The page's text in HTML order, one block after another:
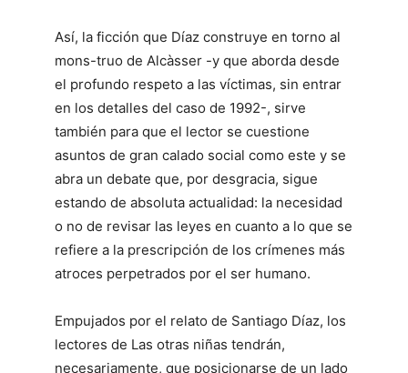
Así, la ficción que Díaz construye en torno al
mons-truo de Alcàsser -y que aborda desde
el profundo respeto a las víctimas, sin entrar
en los detalles del caso de 1992-, sirve
también para que el lector se cuestione
asuntos de gran calado social como este y se
abra un debate que, por desgracia, sigue
estando de absoluta actualidad: la necesidad
o no de revisar las leyes en cuanto a lo que se
refiere a la prescripción de los crímenes más
atroces perpetrados por el ser humano.
Empujados por el relato de Santiago Díaz, los
lectores de Las otras niñas tendrán,
necesariamente, que posicionarse de un lado